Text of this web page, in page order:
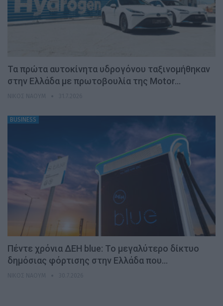
Τα πρώτα αυτοκίνητα υδρογόνου ταξινομήθηκαν
στην Ελλάδα με πρωτοβουλία της Motor…
BUSINESS
Πέντε χρόνια ΔΕΗ blue: Το μεγαλύτερο δίκτυο
δημόσιας φόρτισης στην Ελλάδα που…